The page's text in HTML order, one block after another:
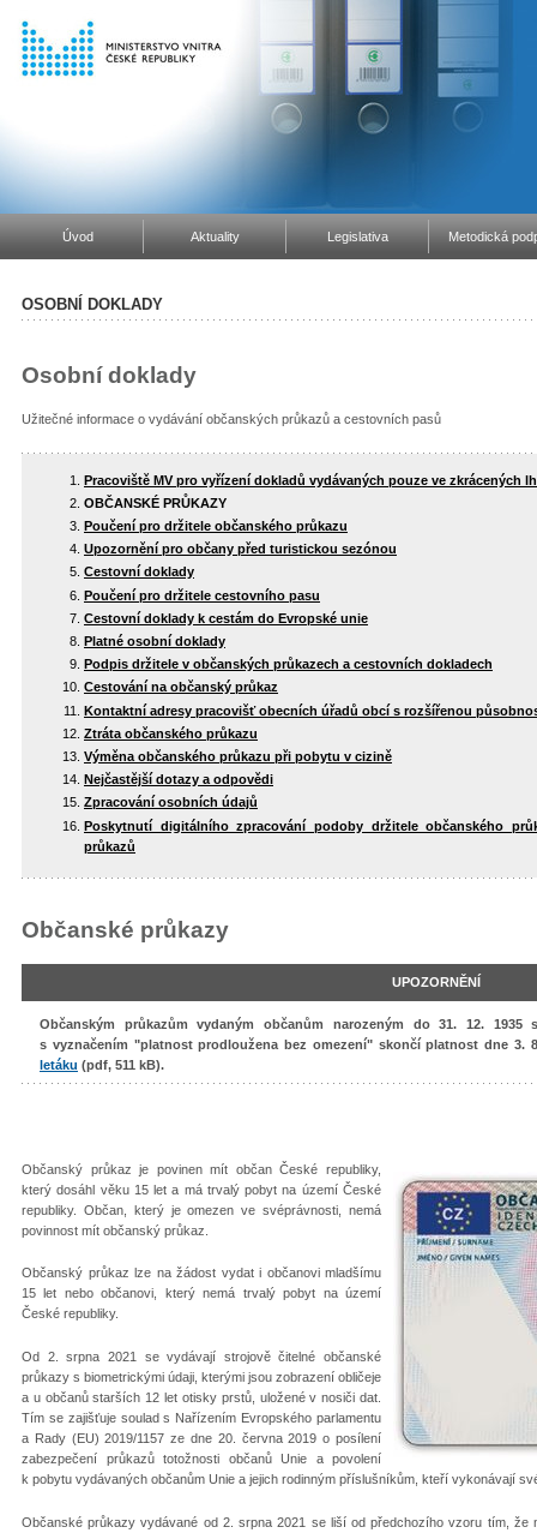
Úvod Aktuality Legislativa Metodická
OSOBNÍ DOKLADY
Osobní doklady
Užitečné informace o vydávání občanských průkazů a cestovních pasů
Pracoviště MV pro vyřízení dokladů vydávaných pouze ve zkrácených
OBČANSKÉ PRŮKAZY
Poučení pro držitele občanského průkazu
Upozornění pro občany před turistickou sezónou
Cestovní doklady
Poučení pro držitele cestovního pasu
Cestovní doklady k cestám do Evropské unie
Platné osobní doklady
Podpis držitele v občanských průkazech a cestovních dokladech
Cestování na občanský průkaz
Kontaktní adresy pracovišť obecních úřadů obcí s rozšířenou
Ztráta občanského průkazu
Výměna občanského průkazu při pobytu v cizině
Nejčastější dotazy a odpovědi
Zpracování osobních údajů
Poskytnutí digitálního zpracování podoby držitele občanského
průkazů
Občanské průkazy
UPOZORNĚNÍ
Občanským průkazům vydaným občanům narozeným do 31. 12.
s vyznačením "platnost prodloužena bez omezení" skončí platnost dne 3.
letáku (pdf, 511 kB).
Občanský průkaz je povinen mít občan České republiky,
který dosáhl věku 15 let a má trvalý pobyt na území České
republiky. Občan, který je omezen ve svéprávnosti, nemá
povinnost mít občanský průkaz.
Občanský průkaz lze na žádost vydat i občanovi mladšímu
15 let nebo občanovi, který nemá trvalý pobyt na území
České republiky.
Od 2. srpna 2021 se vydávají strojově čitelné občanské
průkazy s biometrickými údaji, kterými jsou zobrazení obličeje
a u občanů starších 12 let otisky prstů, uložené v nosiči dat.
Tím se zajišťuje soulad s Nařízením Evropského parlamentu
a Rady (EU) 2019/1157 ze dne 20. června 2019 o posílení
zabezpečení průkazů totožnosti občanů Unie a povolení
k pobytu vydávaných občanům Unie a jejich rodinným příslušníkům, kteří vykonávají
Občanské průkazy vydávané od 2. srpna 2021 se liší od předchozího vzoru tím,